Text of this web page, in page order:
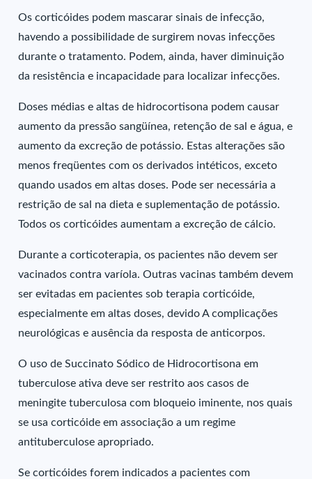
Os corticóides podem mascarar sinais de infecção,
havendo a possibilidade de surgirem novas infecções
durante o tratamento. Podem, ainda, haver diminuição
da resistência e incapacidade para localizar infecções.
Doses médias e altas de hidrocortisona podem causar
aumento da pressão sangüínea, retenção de sal e água, e
aumento da excreção de potássio. Estas alterações são
menos freqüentes com os derivados intéticos, exceto
quando usados em altas doses. Pode ser necessária a
restrição de sal na dieta e suplementação de potássio.
Todos os corticóides aumentam a excreção de cálcio.
Durante a corticoterapia, os pacientes não devem ser
vacinados contra varíola. Outras vacinas também devem
ser evitadas em pacientes sob terapia corticóide,
especialmente em altas doses, devido A complicações
neurológicas e ausência da resposta de anticorpos.
O uso de Succinato Sódico de Hidrocortisona em
tuberculose ativa deve ser restrito aos casos de
meningite tuberculosa com bloqueio iminente, nos quais
se usa corticóide em associação a um regime
antituberculose apropriado.
Se corticóides forem indicados a pacientes com